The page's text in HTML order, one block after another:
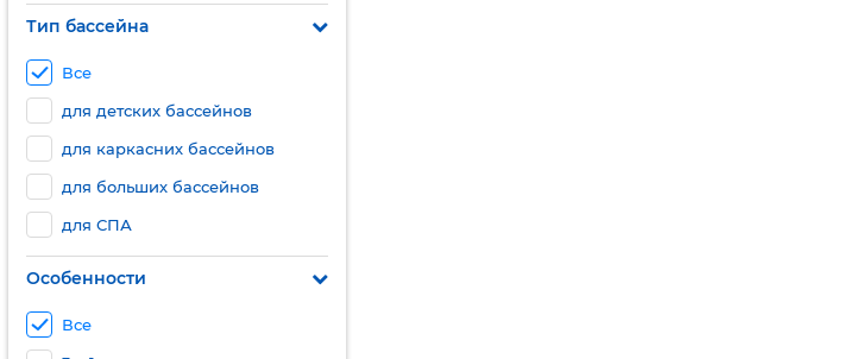
Тип бассейна
Все
для детских бассейнов
для каркасних бассейнов
для больших бассейнов
для СПА
Особенности
Все